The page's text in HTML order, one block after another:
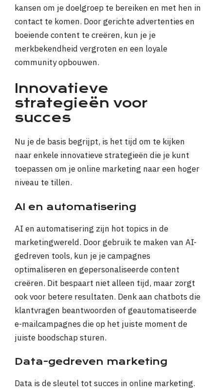
kansen om je doelgroep te bereiken en met hen in
contact te komen. Door gerichte advertenties en
boeiende content te creëren, kun je je
merkbekendheid vergroten en een loyale
community opbouwen.
Innovatieve
strategieën voor
succes
Nu je de basis begrijpt, is het tijd om te kijken
naar enkele innovatieve strategieën die je kunt
toepassen om je online marketing naar een hoger
niveau te tillen.
AI en automatisering
AI en automatisering zijn hot topics in de
marketingwereld. Door gebruik te maken van AI-
gedreven tools, kun je je campagnes
optimaliseren en gepersonaliseerde content
creëren. Dit bespaart niet alleen tijd, maar zorgt
ook voor betere resultaten. Denk aan chatbots die
klantvragen beantwoorden of geautomatiseerde
e-mailcampagnes die op het juiste moment de
juiste boodschap sturen.
Data-gedreven marketing
Data is de sleutel tot succes in online marketing.